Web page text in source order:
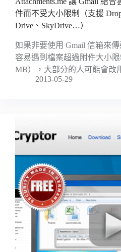
件而不受大小限制（支援
Drive、SkyDrive…）
如果非要使用 Gmail 信箱來
容易遇到檔案超過附件大小
MB），大部分的人可能會改
2013-05-29